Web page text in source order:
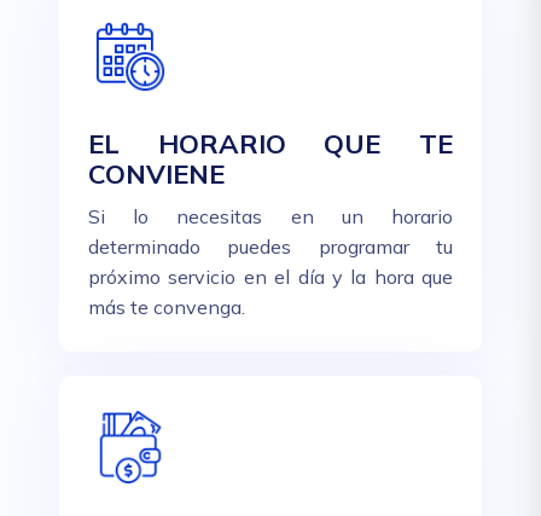
EL HORARIO QUE TE
CONVIENE
Si lo necesitas en un horario
determinado puedes programar tu
próximo servicio en el día y la hora que
más te convenga.